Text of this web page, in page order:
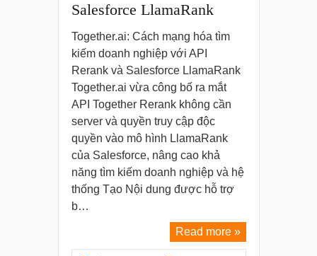
Salesforce LlamaRank
Together.ai: Cách mạng hóa tìm
kiếm doanh nghiệp với API
Rerank và Salesforce LlamaRank
Together.ai vừa công bố ra mắt
API Together Rerank không cần
server và quyền truy cập độc
quyền vào mô hình LlamaRank
của Salesforce, nâng cao khả
năng tìm kiếm doanh nghiệp và hệ
thống Tạo Nội dung được hỗ trợ
b…
Read more »